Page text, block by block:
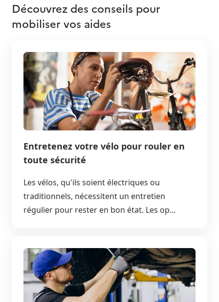
Découvrez des conseils pour
mobiliser vos aides
Entretenez votre vélo pour rouler en
toute sécurité
Les vélos, qu'ils soient électriques ou
traditionnels, nécessitent un entretien
régulier pour rester en bon état. Les op...